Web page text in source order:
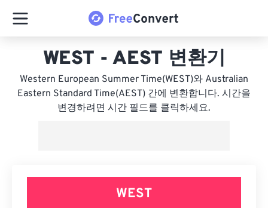
WEST - AEST 변환기
Western European Summer Time(WEST)와 Australian
Eastern Standard Time(AEST) 간에 변환합니다. 시간을
변경하려면 시간 필드를 클릭하세요.
WEST